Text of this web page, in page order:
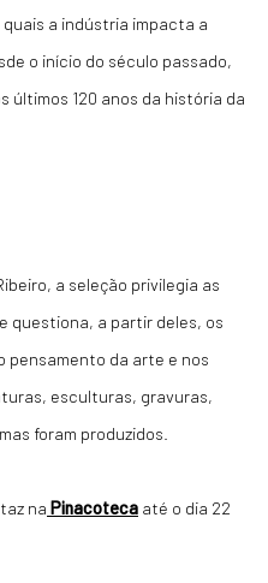
a indústria impacta a
o início do século passado,
últimos 120 anos da história da
a seleção privilegia as
questiona, a partir deles, os
pensamento da arte e nos
esculturas, gravuras,
foram produzidos.
na Pinacoteca até o dia 22